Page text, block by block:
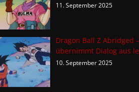
11. September 2025
Dragon Ball Z Abridged
übernimmt Dialog aus
10. September 2025